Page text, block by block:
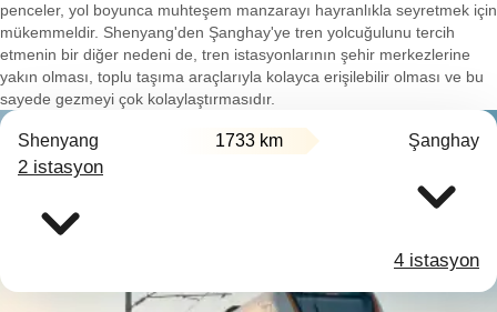
penceler, yol boyunca muhteşem manzarayı hayranlıkla seyretmek için
mükemmeldir. Shenyang'den Şanghay'ye tren yolcuğulunu tercih
etmenin bir diğer nedeni de, tren istasyonlarının şehir merkezlerine
yakın olması, toplu taşıma araçlarıyla kolayca erişilebilir olması ve bu
sayede gezmeyi çok kolaylaştırmasıdır.
Shenyang 1733 km Şanghay
2 istasyon
4 istasyon